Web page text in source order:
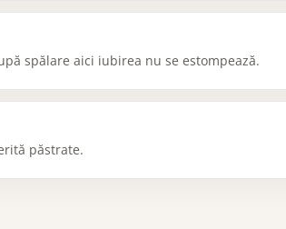
spălare aici iubirea nu se estompează.
păstrate.